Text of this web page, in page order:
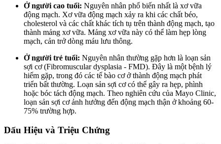
Ở người cao tuổi: Nguyên nhân phổ biến nhất là xơ vữa
động mạch. Xơ vữa động mạch xảy ra khi các chất béo,
cholesterol và các chất khác tích tụ trên thành động mạch, tạo
thành mảng xơ vữa. Mảng xơ vữa này có thể làm hẹp lòng
mạch, cản trở dòng máu lưu thông.
Ở người trẻ tuổi: Nguyên nhân thường gặp hơn là loạn sản
sợi cơ (Fibromuscular dysplasia - FMD). Đây là một bệnh lý
hiếm gặp, trong đó các tế bào cơ ở thành động mạch phát
triển bất thường. Loạn sản sợi cơ có thể gây ra hẹp, phình
hoặc bóc tách động mạch. Theo nghiên cứu của Mayo Clinic,
loạn sản sợi cơ ảnh hưởng đến động mạch thận ở khoảng 60-
75% trường hợp.
Dấu Hiệu và Triệu Chứng